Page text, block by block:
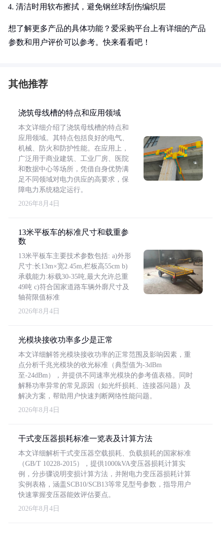
清洁时用软布擦拭，避免钢丝球刮伤编织层
想了解更多产品的具体功能？爱采购平台上有详细的产品
参数和用户评价可以参考。快来看看吧！
其他推荐
浇筑母线槽的特点和应用领域
本文详细介绍了浇筑母线槽的特点和
应用领域。其特点包括良好的电气、
机械、防火和防护性能。在应用上，
广泛用于商业建筑、工业厂房、医院
和数据中心等场所，凭借自身优势满
足不同领域对电力供应的高要求，保
障电力系统稳定运行。
2026年8月4日
13米平板车的标准尺寸和载重参
数
13米平板车主要技术参数包括: a)外形
尺寸:长13m×宽2.45m,栏板高55cm b)
承载能力:标载30-35吨,最大允许总重
49吨 c)符合国家道路车辆外廓尺寸及
轴荷限值标准
2026年8月4日
光模块接收功率多少是正常
本文详细解答光模块接收功率的正常范围及影响因素，重
点分析千兆光模块的收光标准（典型值为-3dBm
至-24dBm），并提供不同速率光模块的参考值表格。同时
解释功率异常的常见原因（如光纤损耗、连接器问题）及
解决方案，帮助用户快速判断网络性能问题。
2026年8月4日
干式变压器损耗标准一览表及计算方法
本文详细解析干式变压器空载损耗、负载损耗的国家标准
（GB/T 10228-2015），提供1000kVA变压器损耗计算实
例，分步骤说明变损计算方法，并附电力变压器损耗计算
实例表格，涵盖SCB10/SCB13等常见型号参数，指导用户
快速掌握变压器能效评估要点。
2026年8月4日